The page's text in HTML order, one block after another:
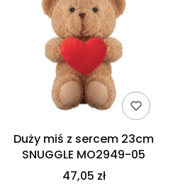
Duży miś z sercem 23cm
SNUGGLE MO2949-05
47,05 zł